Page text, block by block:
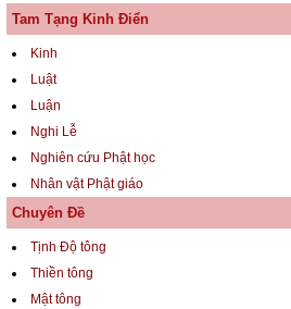
Tam Tạng Kinh Điển
Kinh
Luật
Luận
Nghi Lễ
Nghiên cứu Phật học
Nhân vật Phật giáo
Chuyên Đề
Tịnh Độ tông
Thiền tông
Mật tông